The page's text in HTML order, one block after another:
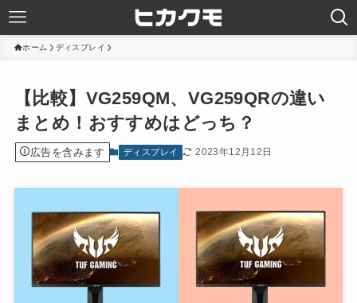
ホーム ディスプレイ
【比較】VG259QM、VG259QRの違い
まとめ！おすすめはどっち？
広告を含みます ディスプレイ 2023年12月12日